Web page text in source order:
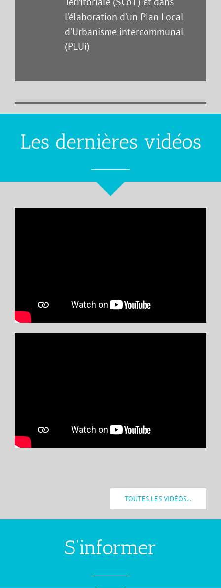
l’élaboration d’un Plan Local
d’Urbanisme intercommunal
(PLUi)
Les dernières vidéos
TOUTES LES VIDÉOS…
S’informer